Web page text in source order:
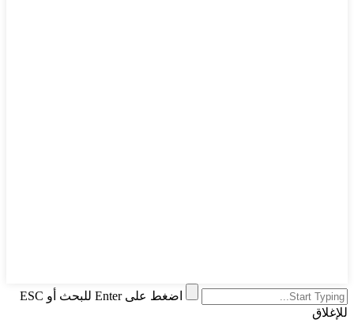
اضغط على Enter للبحث أو ESC
للإغلاق